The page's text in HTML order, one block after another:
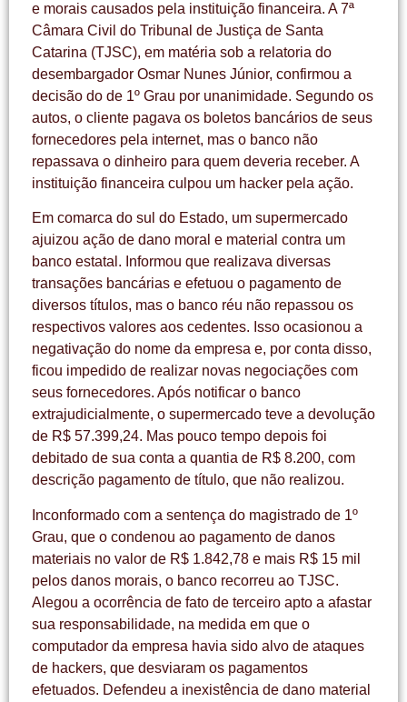
e morais causados pela instituição financeira. A 7ª
Câmara Civil do Tribunal de Justiça de Santa
Catarina (TJSC), em matéria sob a relatoria do
desembargador Osmar Nunes Júnior, confirmou a
decisão do de 1º Grau por unanimidade. Segundo os
autos, o cliente pagava os boletos bancários de seus
fornecedores pela internet, mas o banco não
repassava o dinheiro para quem deveria receber. A
instituição financeira culpou um hacker pela ação.
Em comarca do sul do Estado, um supermercado
ajuizou ação de dano moral e material contra um
banco estatal. Informou que realizava diversas
transações bancárias e efetuou o pagamento de
diversos títulos, mas o banco réu não repassou os
respectivos valores aos cedentes. Isso ocasionou a
negativação do nome da empresa e, por conta disso,
ficou impedido de realizar novas negociações com
seus fornecedores. Após notificar o banco
extrajudicialmente, o supermercado teve a devolução
de R$ 57.399,24. Mas pouco tempo depois foi
debitado de sua conta a quantia de R$ 8.200, com
descrição pagamento de título, que não realizou.
Inconformado com a sentença do magistrado de 1º
Grau, que o condenou ao pagamento de danos
materiais no valor de R$ 1.842,78 e mais R$ 15 mil
pelos danos morais, o banco recorreu ao TJSC.
Alegou a ocorrência de fato de terceiro apto a afastar
sua responsabilidade, na medida em que o
computador da empresa havia sido alvo de ataques
de hackers, que desviaram os pagamentos
efetuados. Defendeu a inexistência de dano material